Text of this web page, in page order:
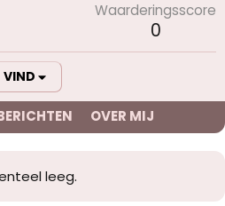
Waarderingsscore
0
VIND
OVER MIJ
leeg.